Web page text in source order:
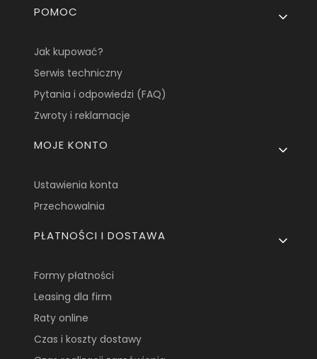
Linki w stopce
POMOC
Jak kupować?
Serwis techniczny
Pytania i odpowiedzi (FAQ)
Zwroty i reklamacje
MOJE KONTO
Ustawienia konta
Przechowalnia
PŁATNOŚCI I DOSTAWA
Formy płatności
Leasing dla firm
Raty online
Czas i koszty dostawy